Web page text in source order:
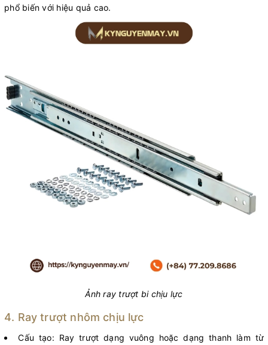
phổ biến với hiệu quả cao.
Ảnh ray trượt bi chịu lực
4. Ray trượt nhôm chịu lực
Cấu tạo: Ray trượt dạng vuông hoặc dạng thanh làm từ